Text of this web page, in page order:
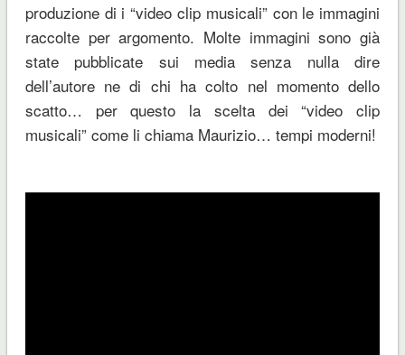
produzione di i “video clip musicali” con le immagini
raccolte per argomento. Molte immagini sono già
state pubblicate sui media senza nulla dire
dell’autore ne di chi ha colto nel momento dello
scatto… per questo la scelta dei “video clip
musicali” come li chiama Maurizio… tempi moderni!